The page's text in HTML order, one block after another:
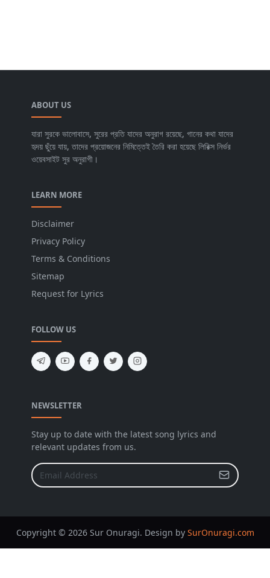
ABOUT US
যারা সুরকে ভালোবাসে, সুরের প্রতি যাদের অনুরাগ রয়েছে, গানের কথা যাদের
হৃদয় ছুঁয়ে যায়, তাদের প্রয়োজনের নিমিত্তেই তৈরি করা হয়েছে লিরিক্স নির্ভর
ওয়েবসাইট সুর অনুরাগী।
LEARN MORE
Disclaimer
Privacy Policy
Terms & Conditions
Sitemap
Request for Lyrics
FOLLOW US
NEWSLETTER
Stay up to date with the latest song lyrics and
relevant updates from us.
Copyright © 2026 Sur Onuragi. Design by SurOnuragi.com